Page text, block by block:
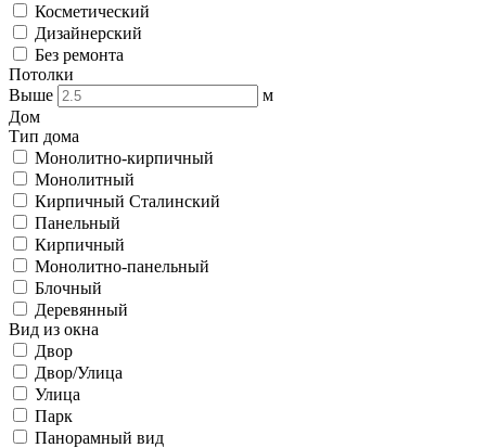
Косметический
Дизайнерский
Без ремонта
Потолки
Выше
м
Дом
Тип дома
Монолитно-кирпичный
Монолитный
Кирпичный Сталинский
Панельный
Кирпичный
Монолитно-панельный
Блочный
Деревянный
Вид из окна
Двор
Двор/Улица
Улица
Парк
Панорамный вид